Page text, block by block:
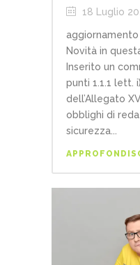
18 Luglio
Novità in
Inserito un
punti 1.1.1 lett.
dell’Allegato
obblighi di
sicurezza...